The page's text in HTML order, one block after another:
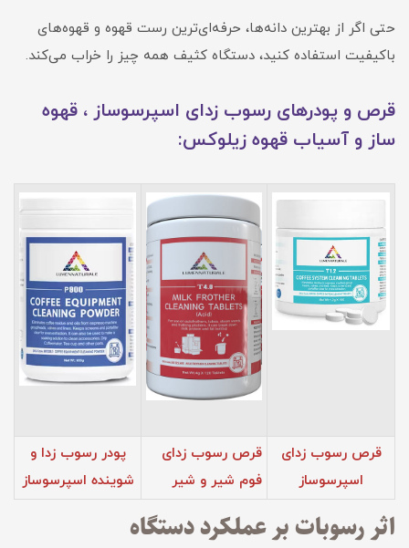
حتی اگر از بهترین دانه‌ها، حرفه‌ای‌ترین رست قهوه و قهوه‌های
باکیفیت استفاده کنید، دستگاه کثیف همه چیز را خراب می‌کند.
قرص و پودرهای رسوب زدای اسپرسوساز ، قهوه
ساز و آسیاب قهوه زیلوکس:
قرص رسوب زدای
اسپرسوساز
قرص رسوب زدای
فوم‌ شیر و شیر
پودر رسوب زدا و
شوینده اسپرسوساز
اثر رسوبات بر عملکرد دستگاه